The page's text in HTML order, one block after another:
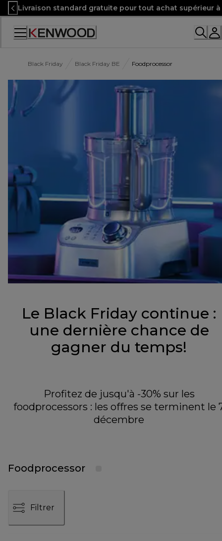
Skip
to
Content
Livraison standard gratuite pour tout achat supérieur
Accessibility
Black Friday Black Friday BE Foodprocessor
Le Black Friday continue :
une dernière chance de
gagner du temps!
Profitez de jusqu'à -30% sur les
foodprocessors : les offres se terminent le
décembre
Foodprocessor
Filtrer